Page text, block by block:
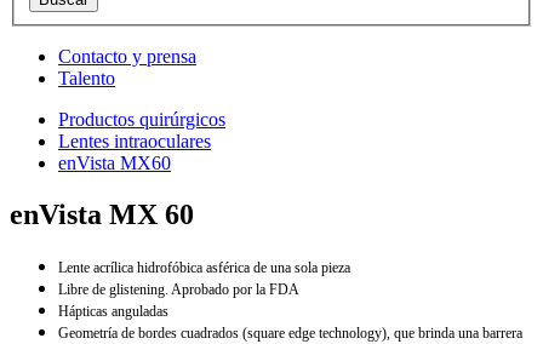
Contacto y prensa
Talento
Productos quirúrgicos
Lentes intraoculares
enVista MX60
enVista MX 60
Lente acrílica hidrofóbica asférica de una sola pieza
Libre de glistening. Aprobado por la FDA
Hápticas anguladas
Geometría de bordes cuadrados (square edge technology), que brinda una barrera